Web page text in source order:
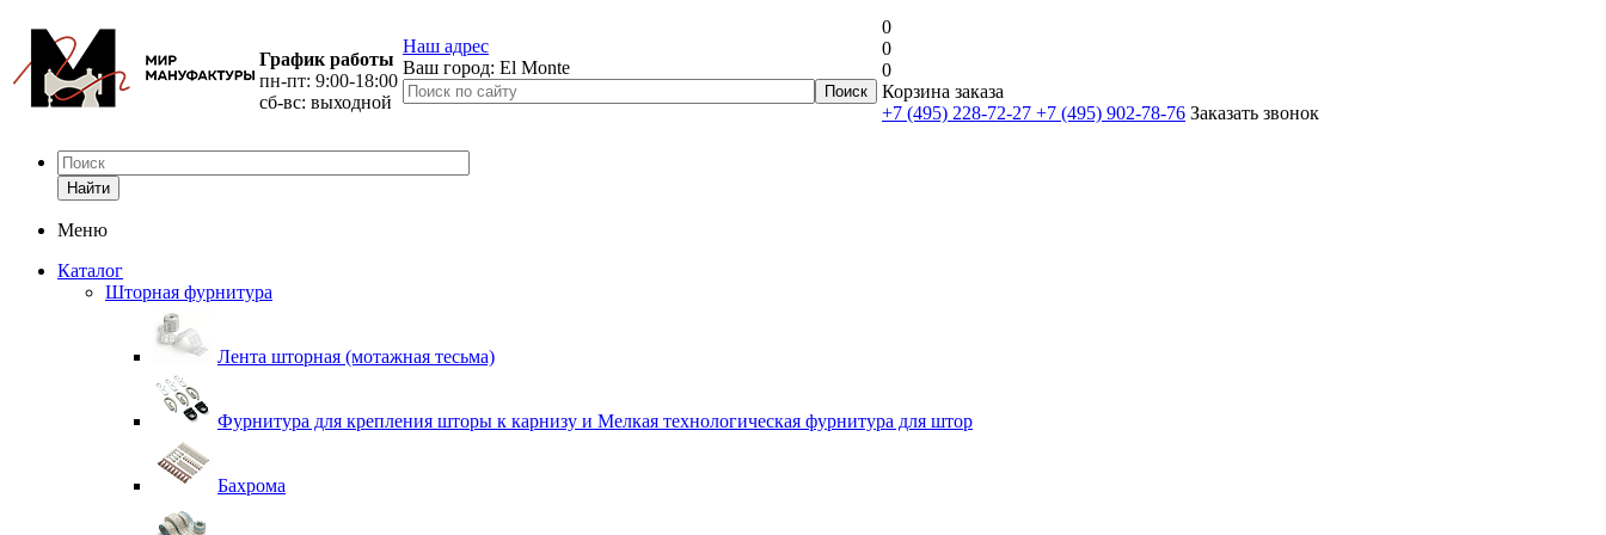
График работы
пн-пт: 9:00-18:00
сб-вс: выходной
Наш адрес
Ваш город: El Monte
0
0
0
Корзина заказа
+7 (495) 228-72-27 +7 (495) 902-78-76 Заказать звонок
Найти
Меню
Каталог
Шторная фурнитура
Лента шторная (мотажная тесьма)
Фурнитура для крепления шторы к карнизу и Мелкая технологическая фурнитура для штор
Бахрома